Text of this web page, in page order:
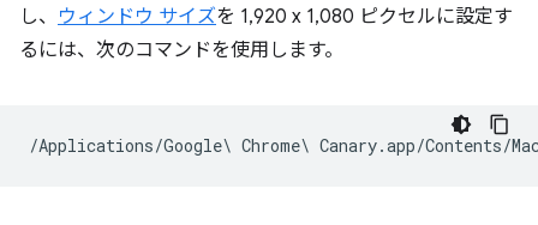
し、 ウィンドウ サイズを 1,920 x 1,080 ピクセルに設定す
るには、次のコマンドを使用します。